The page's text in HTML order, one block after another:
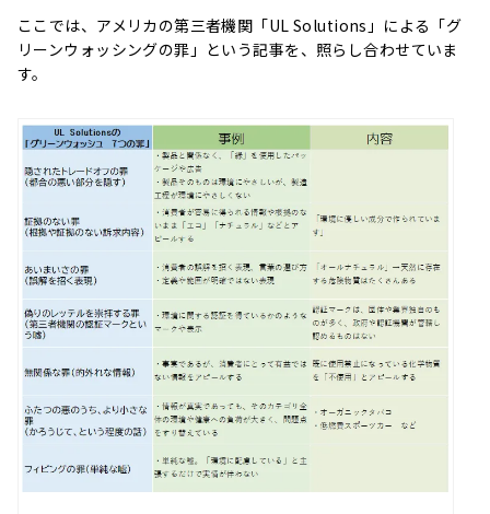
ここでは、アメリカの第三者機関「UL Solutions」による「グ
リーンウォッシングの罪」という記事を、照らし合わせていま
す。